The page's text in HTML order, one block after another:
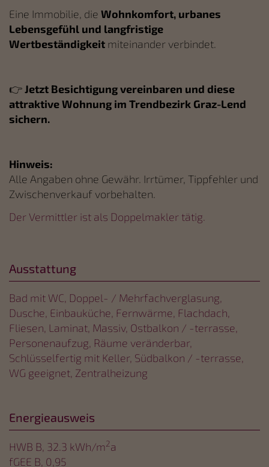
Eine Immobilie, die Wohnkomfort, urbanes
Lebensgefühl und langfristige
Wertbeständigkeit miteinander verbindet.
👉Jetzt Besichtigung vereinbaren und diese
attraktive Wohnung im Trendbezirk Graz-Lend
sichern.
Hinweis:
Alle Angaben ohne Gewähr. Irrtümer, Tippfehler und
Zwischenverkauf vorbehalten.
Der Vermittler ist als Doppelmakler tätig.
Ausstattung
Bad mit WC Doppel- / Mehrfachverglasung
Dusche Einbauküche Fernwärme Flachdach
Fliesen Laminat Massiv Ostbalkon / -terrasse
Personenaufzug Räume veränderbar
Schlüsselfertig mit Keller Südbalkon / -terrasse
WG geeignet Zentralheizung
Energieausweis
HWB B, 32.3 kWh/m2a
fGEE B, 0,95